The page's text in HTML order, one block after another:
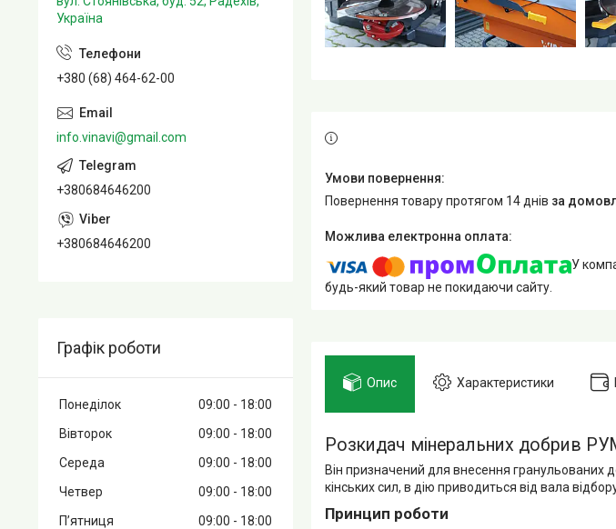
повернення товару протягом 14 днів за
У
будь-який товар не покидаючи сайту.
Опис Характеристики
Розкидач мінеральних добрив
Він призначений для внесення гранульованих
кінських сил, в дію приводиться від вала
Принцип роботи
Україна
+380 (68) 464-62-00
info.vinavi@gmail.com
+380684646200
+380684646200
Графік роботи
Понеділок 09:00
18:00
Вівторок
09:00
18:00
Середа
09:00
18:00
Четвер
09:00
18:00
Пʼятниця
09:00
18:00